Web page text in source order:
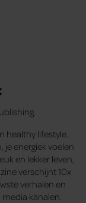
healthy lifestyle.
je energiek voelen
en lekker leven,
verschijnt 10x
verhalen en
kanalen.